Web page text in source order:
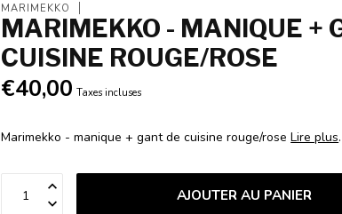
MARIMEKKO
MARIMEKKO - MANIQUE +
CUISINE ROUGE/ROSE
€40,00 Taxes incluses
Marimekko - manique + gant de cuisine rouge/roseLire plus.
AJOUTER AU PANIER